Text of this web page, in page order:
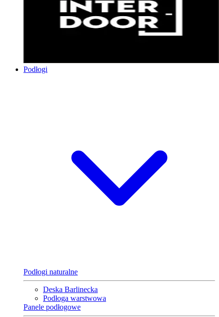
Podłogi
Podłogi naturalne
Deska Barlinecka
Podłoga warstwowa
Panele podłogowe